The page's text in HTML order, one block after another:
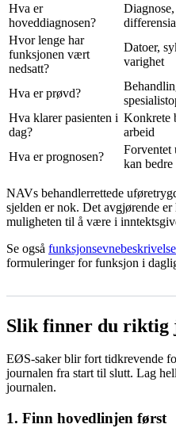
Hva er
hoveddiagnosen?
Hvor lenge har
funksjonen vært
nedsatt?
Datoer,
varighet
Hva er prøvd?
Hva klarer pasienten i
dag?
Konkrete
arbeid
Hva er prognosen?
Forventet
kan
NAVs behandlerrettede
sjelden er nok. Det avgjørende
muligheten til å være i
Se også
formuleringer for funksjon i
Slik finner du riktig
EØS-saker blir fort tidkrevende
journalen fra start til slutt. Lag
journalen.
1. Finn hovedlinjen først